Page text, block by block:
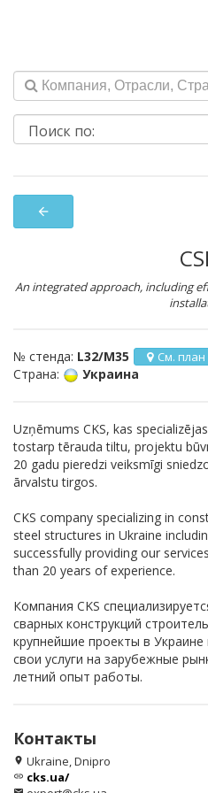
arrow_back
An integrated approach, including
№ стенда: L32/M35 См. план
Страна: Украина
Uzņēmums CKS, kas
tostarp tērauda tiltu, projektu
20 gadu pieredzi veiksmīgi
ārvalstu tirgos.
CKS company specializing in
steel structures in Ukraine
successfully providing our
than 20 years of experience.
Компания CKS
сварных конструкций
крупнейшие проекты в
свои услуги на зарубежные
летний опыт работы.
Контакты
location_on Ukraine, Dnipro
link cks.ua/